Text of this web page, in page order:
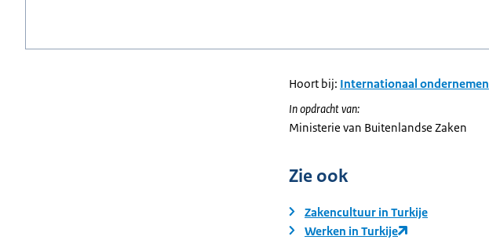
Hoort bij: Internationaal ondernemen
In opdracht van:
Ministerie van Buitenlandse Zaken
Zie ook
Zakencultuur in Turkije
Werken in Turkije